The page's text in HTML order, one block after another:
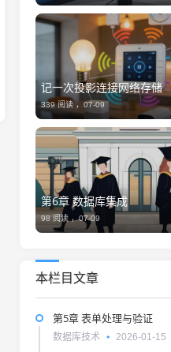
记一次投影连接网络存储
339 阅读 ，07-09
第6章 数据库集成
98 阅读 ，07-09
本栏目文章
第5章 表单处理与验证
数据库技术 2026-01-15